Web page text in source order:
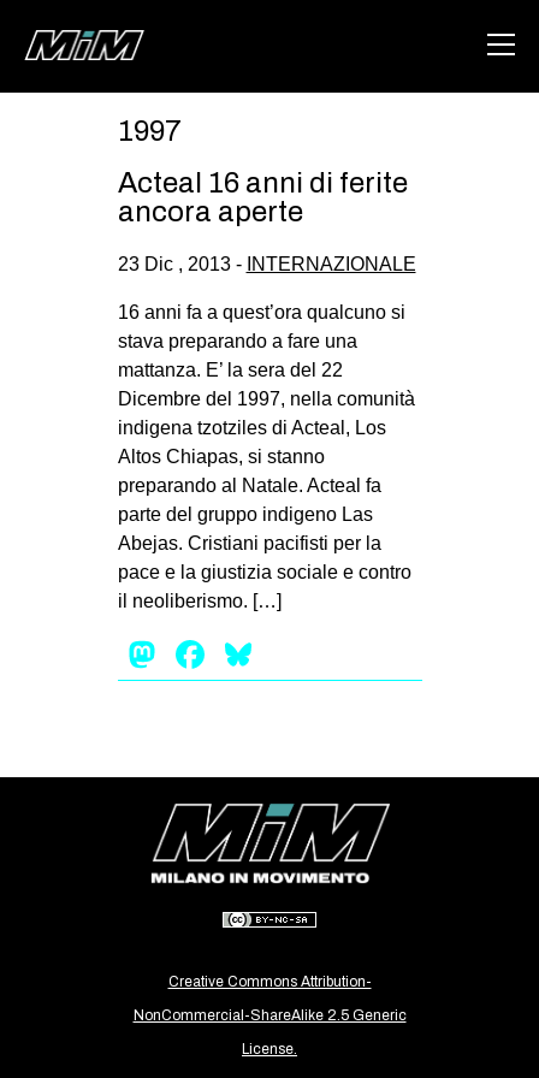
ABOUT
AREA
GAZA FREESTYLE
CSOA LAMBRETTA
MSM
STUDENTI TSUNAMI
ZAM
MILANO
MOBILITAZIONI
SPORT POPOLARE
ANTIFASCISMO
DIRITTO ALL’ABITARE
GENERI
MIGRAZIONI
REPRESSIONE
STUDENTI
1997
Acteal 16 anni di ferite
ancora aperte
23 Dic , 2013 - INTERNAZIONALE
16 anni fa a quest’ora qualcuno si
stava preparando a fare una
mattanza. E’ la sera del 22
Dicembre del 1997, nella comunità
indigena tzotziles di Acteal, Los
Altos Chiapas, si stanno
preparando al Natale. Acteal fa
parte del gruppo indigeno Las
Abejas. Cristiani pacifisti per la
pace e la giustizia sociale e contro
il neoliberismo. […]
Mastodon
Facebook
Creative Commons Attribution-
NonCommercial-ShareAlike 2.5 Generic
License.